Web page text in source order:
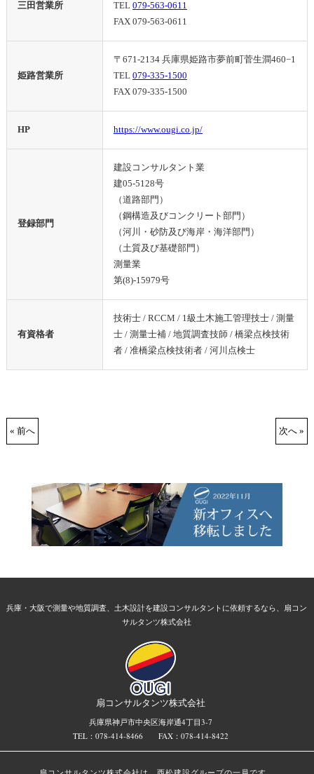
三田営業所
TEL 079-563-0611
FAX 079-563-0611
姫路営業所
〒671-2134 兵庫県姫路市夢前町菅生澗460−1
TEL 079-335-1500
FAX 079-335-1500
HP https://www.ougi.co.jp/
登録部門
建設コンサルタント業
建05-5128号
（道路部門）
（鋼構造及びコンクリート部門）
（河川・砂防及び海岸・海洋部門）
（土質及び基礎部門）
測量業
第(8)-15979号
有資格者
技術士 / RCCM / 1級土木施工管理技士 / 測量
士 / 測量士補 / 地質調査技師 / 橋梁点検技術
者 / 准橋梁点検技術者 / 河川点検士
« 前へ 次へ »
兵庫・大阪で測量や地質調査、土木設計を建設コンサルタントに依頼するなら、扇コン
サルタンツ株式会社
扇コンサルタンツ株式会社
兵庫県神戸市中央区海岸通4丁目3-7
TEL：078-414-8466 FAX：078-414-8422